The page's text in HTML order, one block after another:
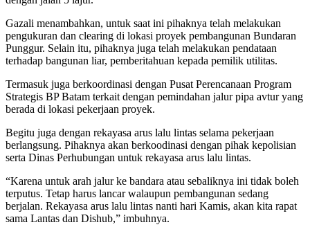
Gazali menambahkan, untuk saat ini pihaknya telah melakukan
pengukuran dan clearing di lokasi proyek pembangunan Bundaran
Punggur. Selain itu, pihaknya juga telah melakukan pendataan
terhadap bangunan liar, pemberitahuan kepada pemilik utilitas.
Termasuk juga berkoordinasi dengan Pusat Perencanaan Program
Strategis BP Batam terkait dengan pemindahan jalur pipa avtur yang
berada di lokasi pekerjaan proyek.
Begitu juga dengan rekayasa arus lalu lintas selama pekerjaan
berlangsung. Pihaknya akan berkoodinasi dengan pihak kepolisian
serta Dinas Perhubungan untuk rekayasa arus lalu lintas.
“Karena untuk arah jalur ke bandara atau sebaliknya ini tidak boleh
terputus. Tetap harus lancar walaupun pembangunan sedang
berjalan. Rekayasa arus lalu lintas nanti hari Kamis, akan kita rapat
sama Lantas dan Dishub,” imbuhnya.